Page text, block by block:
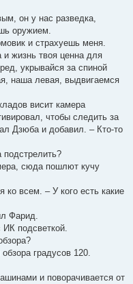
он у нас разведка,
оружием.
и страхуешь меня.
жизнь твоя ценна для
укрывайся за спиной
наша левая, выдвигаемся
висит камера
чтобы следить за
Дзюба и добавил. – Кто-то
сюда пошлют кучу
ко всем. – У кого есть какие
Фарид.
ИК подсветкой.
градусов 120.
и поворачивается от